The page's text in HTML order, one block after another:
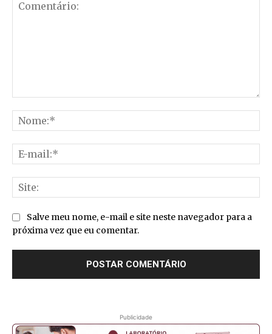
Salve meu nome, e-mail e site neste navegador para a
próxima vez que eu comentar.
Publicidade